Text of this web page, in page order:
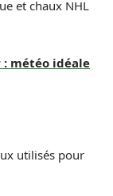
et chaux NHL
météo idéale
utilisés pour